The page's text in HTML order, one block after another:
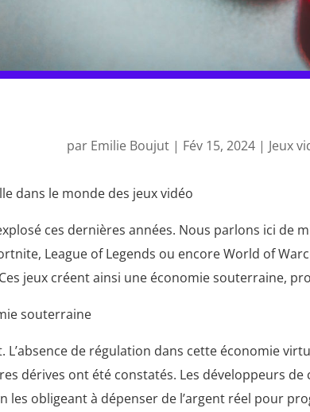
par Emilie Boujut | Fév 15, 2024 | Jeux
dans le monde des jeux vidéo
ces dernières années. Nous parlons ici de
League of Legends ou encore World of
jeux créent ainsi une économie souterraine,
souterraine
de régulation dans cette économie
dérives ont été constatés. Les développeurs
obligeant à dépenser de l’argent réel pour